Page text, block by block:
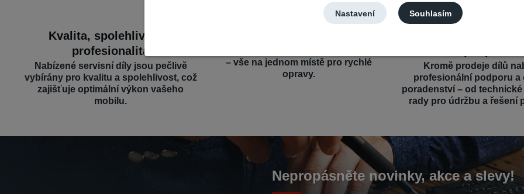
Kvalita, spolehlivost a
profesionalita
Nabízené servisní díly jsou pečlivě
vybírány pro kvalitu a spolehlivost, což
zajišťuje optimální výkon vašeho
mobilu.
– vše na jednom místě pro rychlé
opravy.
Kromě prodeje dílů
profesionální podporu a
poradenství – od
rady pro údržbu a řešení
Nepropásněte novinky, akce a slevy!
Nastavení Souhlasím